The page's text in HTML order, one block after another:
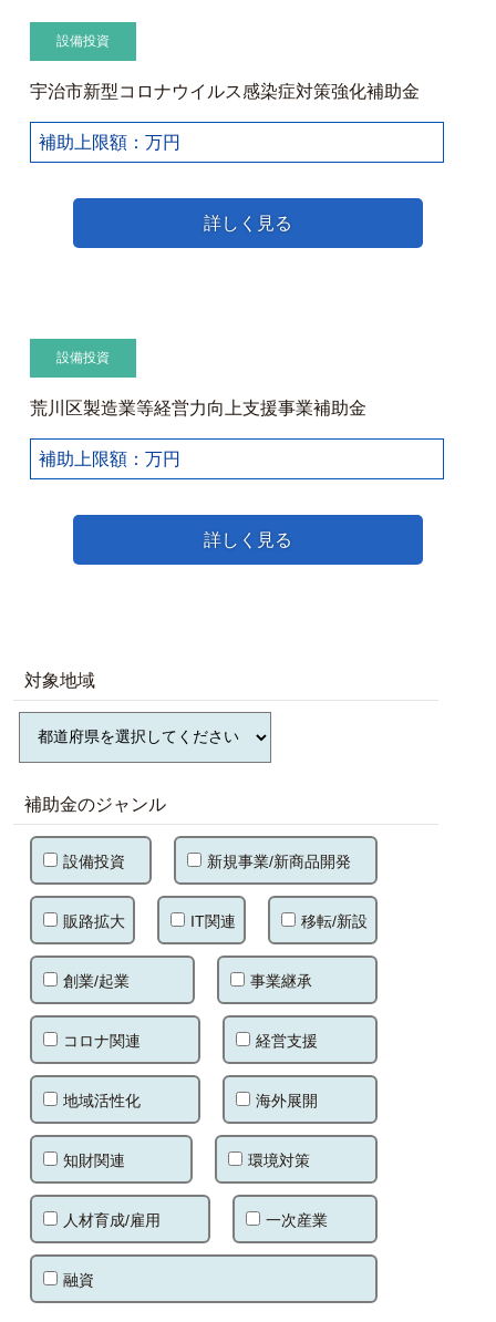
設備投資
宇治市新型コロナウイルス感染症対策強化補助金
補助上限額：万円
詳しく見る
設備投資
荒川区製造業等経営力向上支援事業補助金
補助上限額：万円
詳しく見る
対象地域
補助金のジャンル
設備投資 新規事業/新商品開発
販路拡大 IT関連 移転/新設
創業/起業 事業継承
コロナ関連 経営支援
地域活性化 海外展開
知財関連 環境対策
人材育成/雇用 一次産業
融資